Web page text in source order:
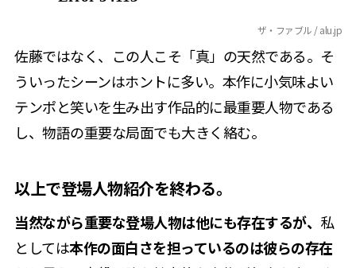
ザ・ファブル / alu.jp
佐藤ではなく、この人こそ「真」の天然である。そ
ういったシーンはホントに多い。本作に小気味よい
テンポと笑いを生み出す作品的に最重要人物である
し、物語の重要な局面でも大きく絡む。
以上で登場人物紹介を終わる。
当然ながら重要な登場人物は他にも存在するが、 私
としては本作の面白さを担っているのは彼らの存在